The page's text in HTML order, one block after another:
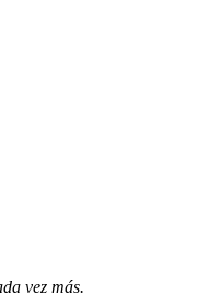
vez más.